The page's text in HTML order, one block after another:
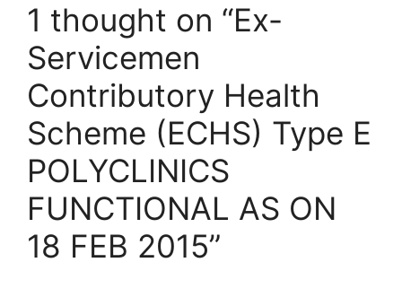
1 thought on “Ex-
Servicemen
Contributory Health
Scheme (ECHS) Type E
POLYCLINICS
FUNCTIONAL AS ON
18 FEB 2015”